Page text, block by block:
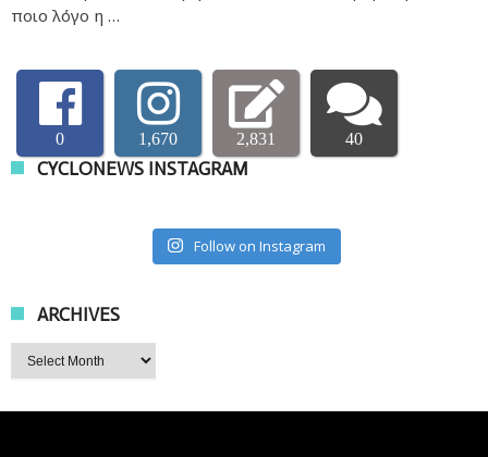
ποιο λόγο η …
0 1,670 2,831 40
CYCLONEWS INSTAGRAM
Follow on Instagram
ARCHIVES
Archives